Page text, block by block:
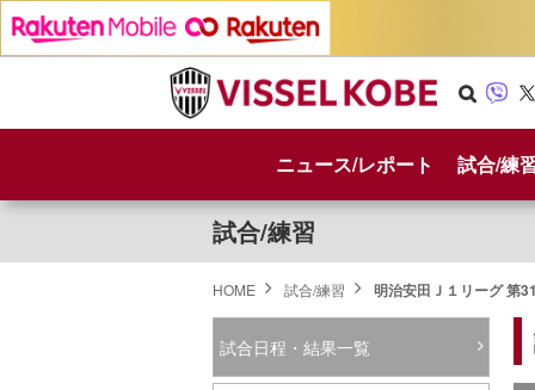
h
ニュース/レポート 試合/練
試合/練習
HOME 試合/練習 明治安田Ｊ１リーグ
試合日程・結果一覧